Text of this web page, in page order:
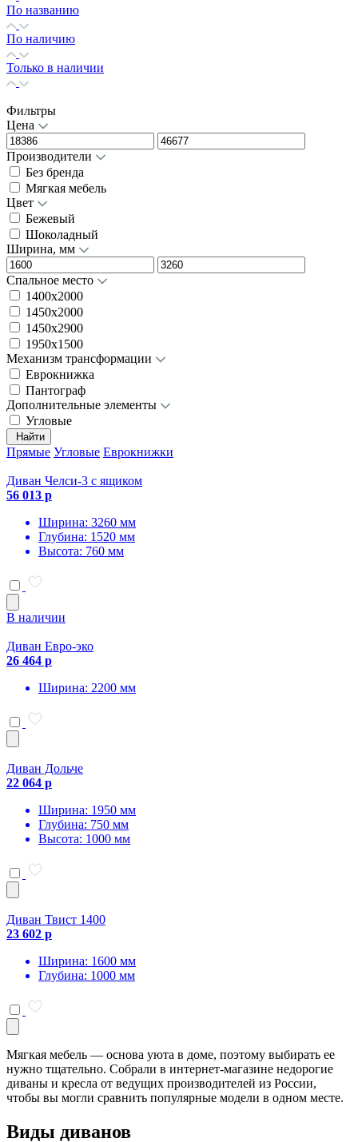
По названию
По наличию
Только в наличии
Фильтры
Цена
Производители
Без бренда
Мягкая мебель
Цвет
Бежевый
Шоколадный
Ширина, мм
Спальное место
1400x2000
1450x2000
1450х2900
1950x1500
Механизм трансформации
Еврокнижка
Пантограф
Дополнительные элементы
Угловые
Найти
Прямые Угловые Еврокнижки
Диван Челси-3 с ящиком
56 013 р
Ширина: 3260 мм
Глубина: 1520 мм
Высота: 760 мм
В наличии
Диван Евро-эко
26 464 р
Ширина: 2200 мм
Диван Дольче
22 064 р
Ширина: 1950 мм
Глубина: 750 мм
Высота: 1000 мм
Диван Твист 1400
23 602 р
Ширина: 1600 мм
Глубина: 1000 мм
Мягкая мебель — основа уюта в доме, поэтому выбирать ее
нужно тщательно. Собрали в интернет-магазине недорогие
диваны и кресла от ведущих производителей из России,
чтобы вы могли сравнить популярные модели в одном месте.
Виды диванов